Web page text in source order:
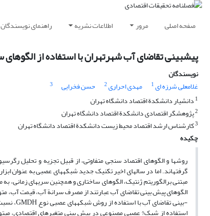
صفحه اصلی مرور اطلاعات نشریه راهنمای نویسندگان
پیش‎بینی تقاضای آب شهرتهران با استفاده از الگوهای ساختاری، سری‎های زمانی و شبکة عصبی نوع GMDH
نویسندگان
غلامعلی شرزه ای1 مهدی احراری2 حسن فخرایی
3
1 دانشیار دانشکدة اقتصاد دانشگاه تهران
2پژوهشگر اقتصادی دانشکدة اقتصاد دانشگاه تهران
3کارشناس ارشد اقتصاد محیط زیست دانشکدة اقتصاد دانشگاه تهران
چکیده